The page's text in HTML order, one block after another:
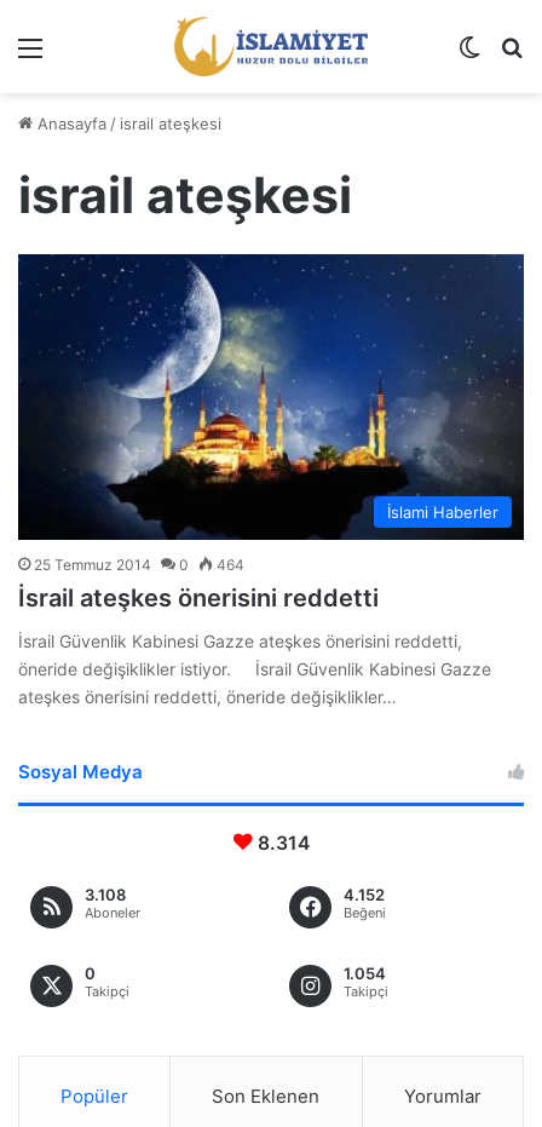
Dış
Anasayfa / israil ateşkesi
israil ateşkesi
İslami Haberler
25 Temmuz 2014 0 464
İsrail ateşkes önerisini reddetti
İsrail Güvenlik Kabinesi Gazze ateşkes önerisini reddetti,
öneride değişiklikler istiyor. İsrail Güvenlik Kabinesi Gazze
ateşkes önerisini reddetti, öneride değişiklikler…
Sosyal Medya
8.314
3.108
Aboneler
4.152
Beğeni
0
Takipçi
1.054
Takipçi
Popüler Son Eklenen Yorumlar